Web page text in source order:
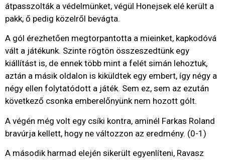
átpasszolták a védelmünket, végül Honejsek elé került a
pakk, ő pedig közelről bevágta.
A gól érezhetően megtorpantotta a mieinket, kapkodóvá
vált a játékunk. Szinte rögtön összeszedtünk egy
kiállítást is, de ennek több mint a felét simán lehoztuk,
aztán a másik oldalon is kiküldtek egy embert, így négy a
négy ellen folytatódott a játék. Sem ez, sem az ezután
következő csonka emberelőnyünk nem hozott gólt.
A végén még volt egy csíki kontra, aminél Farkas Roland
bravúrja kellett, hogy ne változzon az eredmény. (0-1)
A második harmad elején sikerült egyenlíteni, Ravasz